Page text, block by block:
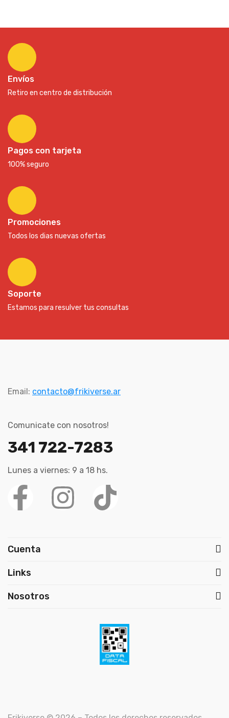
Envíos
Retiro en centro de distribución
Pagos con tarjeta
100% seguro
Promociones
Todos los dias nuevas ofertas
Soporte
Estamos para resulver tus consultas
Email: contacto@frikiverse.ar
Comunicate con nosotros!
341 722-7283
Lunes a viernes: 9 a 18 hs.
Cuenta
Links
Nosotros